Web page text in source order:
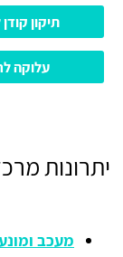
תיקון
עלוקה
יתרונות
מעכב